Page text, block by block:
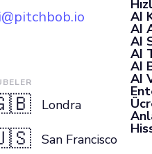
Londra
San Francisco
AI
AI
AI
AI
AI
AI